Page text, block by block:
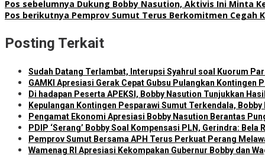
Pos sebelumnya Dukung Bobby Nasution, Aktivis Ini Minta
Pos berikutnya Pemprov Sumut Terus Berkomitmen Cegah
Posting Terkait
Sudah Datang Terlambat, Interupsi Syahrul soal Kuorum
GAMKI Apresiasi Gerak Cepat Gubsu Pulangkan Kontingen
Di hadapan Peserta APEKSI, Bobby Nasution Tunjukkan
Kepulangan Kontingen Pesparawi Sumut Terkendala,
Pengamat Ekonomi Apresiasi Bobby Nasution Berantas
PDIP ‘Serang’ Bobby Soal Kompensasi PLN, Gerindra:
Pemprov Sumut Bersama APH Terus Perkuat Perang
Wamenag RI Apresiasi Kekompakan Gubernur Bobby dan